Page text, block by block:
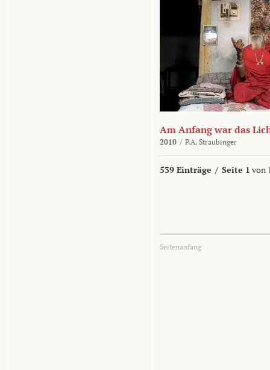
Am Anfang war das
2010 / P.A. Straubinger
539 Einträge / Seite 1 von
Seitenanfang